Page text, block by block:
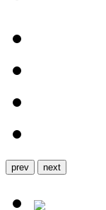
prev next